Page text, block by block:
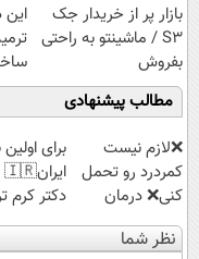
بازار پر از خریدار جک
S3 / ماشینتو به راحتی
بفروش
این
مطالب پیشنهادی
❌لازم نیست
کمردرد رو تحمل
کنی❌ درمان
بدون جراحی و
قرص
برای اولین
دکتر کرم
ساخت!
نظر شما